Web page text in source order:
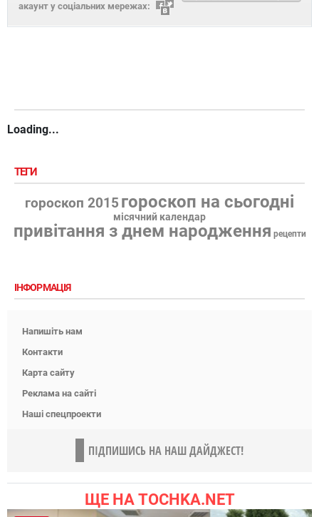
акаунт у соціальних мережах:
Loading...
ТЕГИ
гороскоп 2015 гороскоп на сьогодні
місячний календар
привітання з днем народження рецепти
ІНФОРМАЦІЯ
Напишіть нам
Контакти
Карта сайту
Реклама на сайті
Наші спецпроекти
ПІДПИШИСЬ НА НАШ ДАЙДЖЕСТ!
ЩЕ НА TOCHKA.NET